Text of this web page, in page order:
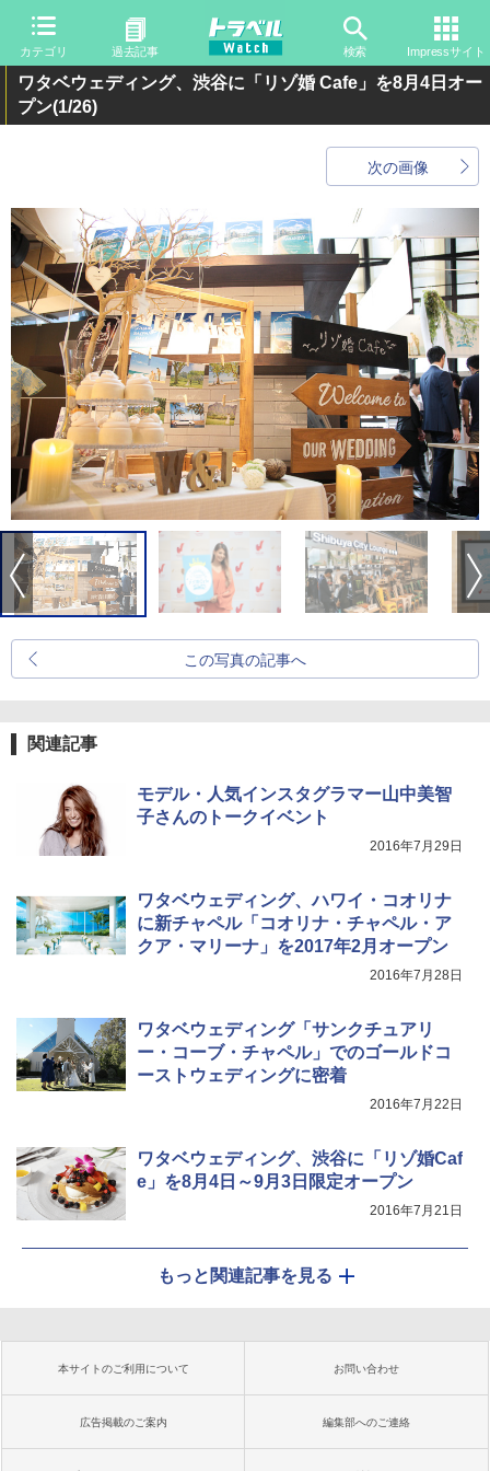
カテゴリ 過去記事 検索 Impressサイト
ワタベウェディング、渋谷に「リゾ婚 Cafe」を8月4日オー
プン(1/26)
次の画像
この写真の記事へ
関連記事
モデル・人気インスタグラマー山中美智
子さんのトークイベント
2016年7月29日
ワタベウェディング、ハワイ・コオリナ
に新チャペル「コオリナ・チャペル・ア
クア・マリーナ」を2017年2月オープン
2016年7月28日
ワタベウェディング「サンクチュアリ
ー・コーブ・チャペル」でのゴールドコ
ーストウェディングに密着
2016年7月22日
ワタベウェディング、渋谷に「リゾ婚Caf
e」を8月4日～9月3日限定オープン
2016年7月21日
もっと関連記事を見る
本サイトのご利用について お問い合わせ
広告掲載のご案内 編集部へのご連絡